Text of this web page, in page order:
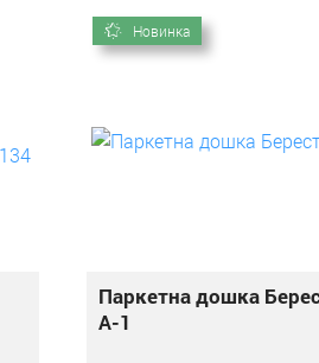
Новинка
Паркетна дошка
А-1